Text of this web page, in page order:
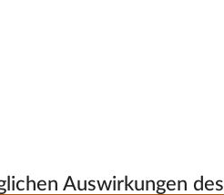
Auswirkungen des